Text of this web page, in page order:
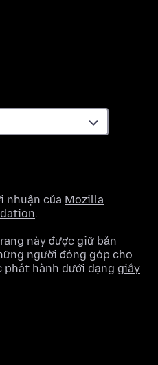
nhuận của Mozilla
.
này được giữ bản
người đóng góp cho
phát hành dưới dạng giấy